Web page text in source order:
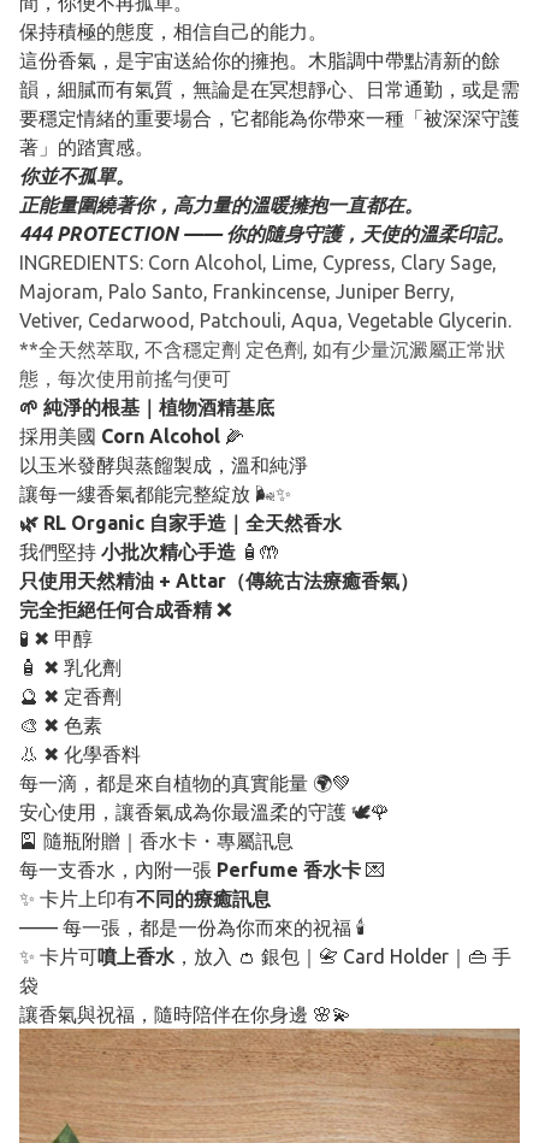
保持積極的態度，相信自己的能力。
這份香氣，是宇宙送給你的擁抱。木脂調中帶點清新的餘
韻，細膩而有氣質，無論是在冥想靜心、日常通勤，或是需
要穩定情緒的重要場合，它都能為你帶來一種「被深深守護
著」的踏實感。
你並不孤單。
正能量圍繞著你，高力量的溫暖擁抱一直都在。
444 PROTECTION —— 你的隨身守護，天使的溫柔印記。
INGREDIENTS: Corn Alcohol, Lime, Cypress, Clary Sage,
Majoram, Palo Santo, Frankincense, Juniper Berry,
Vetiver, Cedarwood, Patchouli, Aqua, Vegetable Glycerin.
**全天然萃取, 不含穩定劑 定色劑, 如有少量沉澱屬正常狀
態，每次使用前搖勻便可
🌱 純淨的根基｜植物酒精基底
採用美國 Corn Alcohol 🌽
以玉米發酵與蒸餾製成，溫和純淨
讓每一縷香氣都能完整綻放 🌬️✨
🌿 RL Organic 自家手造｜全天然香水
我們堅持 小批次精心手造 🧴🤲
只使用天然精油 + Attar（傳統古法療癒香氣）
完全拒絕任何合成香精 ❌
🧪 ✖ 甲醇
🧴 ✖ 乳化劑
🔮 ✖ 定香劑
🎨 ✖ 色素
👃 ✖ 化學香料
每一滴，都是來自植物的真實能量 🌍💚
安心使用，讓香氣成為你最溫柔的守護 🕊️🌹
🎴 隨瓶附贈｜香水卡・專屬訊息
每一支香水，內附一張 Perfume 香水卡 💌
✨ 卡片上印有不同的療癒訊息
—— 每一張，都是一份為你而來的祝福 🕯️
✨ 卡片可噴上香水 ，放入 👛 銀包｜📇 Card Holder｜👜 手
袋
讓香氣與祝福，隨時陪伴在你身邊 🌸💫